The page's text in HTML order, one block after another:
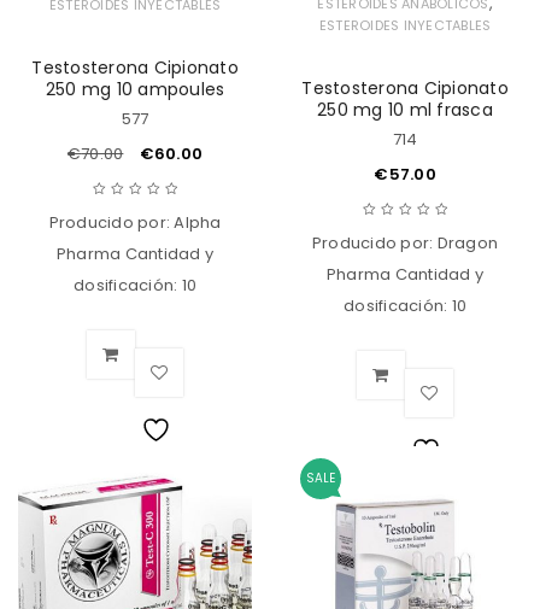
ESTEROIDES INYECTABLES
Testosterona Cipionato
250 mg 10 ampoules
577
€70.00 €60.00
Producido por: Alpha
Pharma Cantidad y
dosificación: 10
de
deseos
ESTEROIDES INYECTABLES
Testosterona Cipionato
250 mg 10 ml frasca
714
€57.00
Producido por: Dragon
Pharma Cantidad y
dosificación: 10
de
deseos
SALE